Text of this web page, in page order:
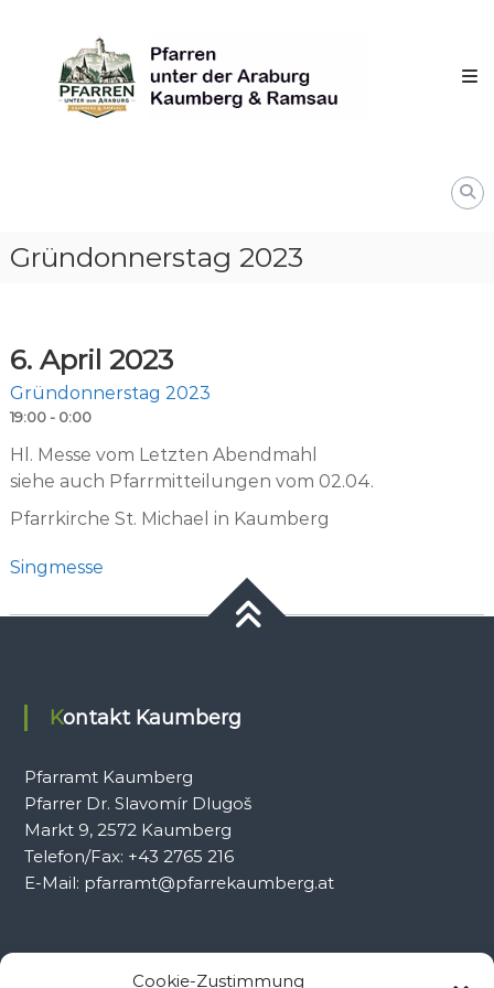
Cookie-Zustimmung
content
unter
derAraburg
Kaumberg
Gründonnerstag 2023
6. April 2023
Gründonnerstag 2023
19:00 - 0:00
Hl. Messe vom Letzten Abendmahl
siehe auch Pfarrmitteilungen vom 02.04.
Pfarrkirche St. Michael in Kaumberg
Singmesse
Kontakt Kaumberg
Pfarramt Kaumberg
Pfarrer Dr. Slavomír Dlugoš
Markt 9, 2572 Kaumberg
Telefon/Fax: +43 2765 216
E-Mail: pfarramt@pfarrekaumberg.at
Kontakt Ramsau